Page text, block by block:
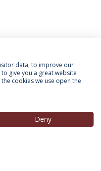
data, to improve our
give you a great website
cookies we use open the
Deny